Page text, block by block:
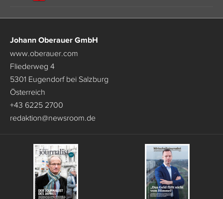
Johann Oberauer GmbH
www.oberauer.com
Fliederweg 4
5301 Eugendorf bei Salzburg
Österreich
+43 6225 2700
redaktion@newsroom.de